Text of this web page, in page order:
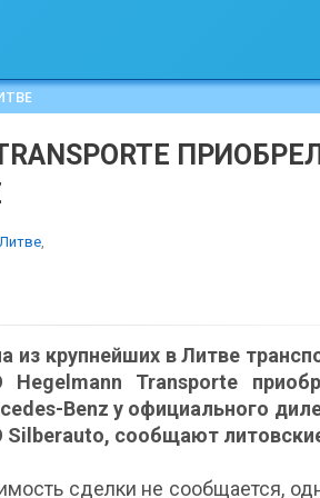
,
из крупнейших в Литве
Hegelmann Transporte
Benz у официального
Silberauto, сообщают
сделки не сообщается,